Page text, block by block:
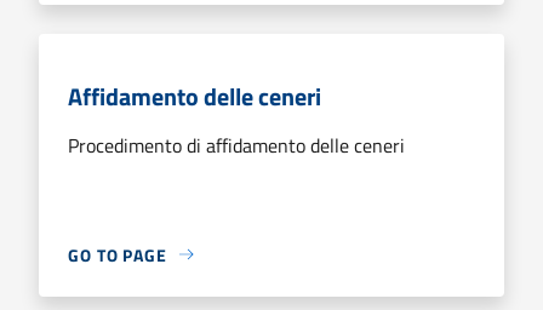
Affidamento delle ceneri
Procedimento di affidamento delle ceneri
GO TO PAGE